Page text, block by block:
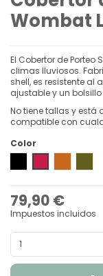
Wombat
El Cobertor de
climas lluviosos.
shell, es resistente
ajustable y un
No tiene tallas y está
compatible con
Color
79,90 €
Impuestos incluidos